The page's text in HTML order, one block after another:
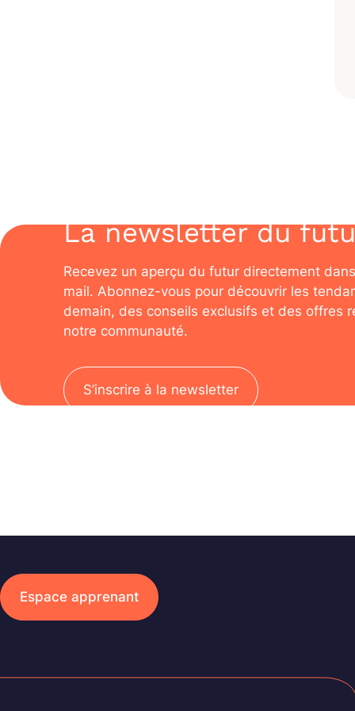
La newsletter du
Recevez un aperçu du futur directement
mail. Abonnez-vous pour découvrir les
demain, des conseils exclusifs et des offres
notre communauté.
S’inscrire à la newsletter
Espace apprenant